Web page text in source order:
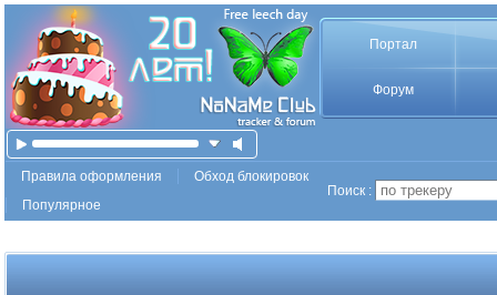
Портал
Форум
Правила оформления
Обход блокировок
Популярное
Поиск :